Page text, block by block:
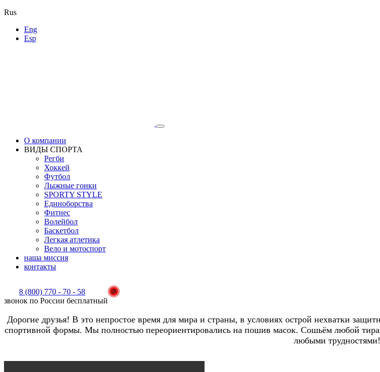
Rus
Eng
Esp
О компании
ВИДЫ СПОРТА
Регби
Хоккей
Футбол
Лыжные гонки
SPORTY STYLE
Единоборства
Фитнес
Волейбол
Баскетбол
Легкая атлетика
Вело и мотоспорт
наша миссия
контакты
8 (800) 770 - 70 - 58
звонок по России бесплатный
Дорогие друзья! В это непростое время для мира и страны, в условиях острой нехватки
спортивной формы. Мы полностью переориентировались на пошив масок. Сошьём любой
любыми трудностями!